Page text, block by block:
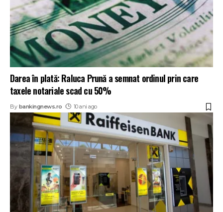
Darea în plată: Raluca Prună a semnat ordinul prin care
taxele notariale scad cu 50%
By bankingnews.ro 10 ani ago